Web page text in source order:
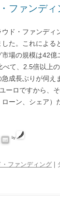
ファンデ
ド・ファンディ
た。これによる
市場の規模は42
べて、2.5倍以上
成長ぶりが伺え
ーロですから、
ーン、シェア）
by
・ファンディング |